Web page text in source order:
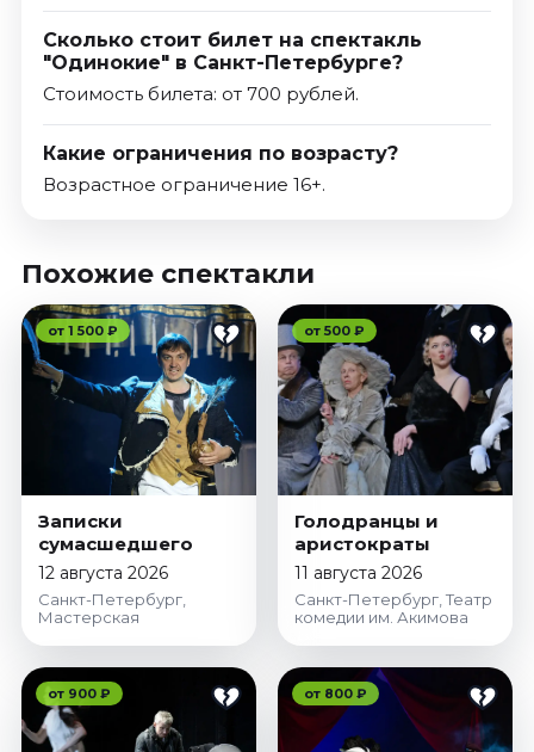
Сколько стоит билет на спектакль
"Одинокие" в Санкт-Петербурге?
Стоимость билета: от 700 рублей.
Какие ограничения по возрасту?
Возрастное ограничение 16+.
Похожие спектакли
от 1 500 ₽
Записки
сумасшедшего
12 августа 2026
Санкт-Петербург,
Мастерская
от 500 ₽
Голодранцы и
аристократы
11 августа 2026
Санкт-Петербург, Театр
комедии им. Акимова
от 900 ₽ от 800 ₽